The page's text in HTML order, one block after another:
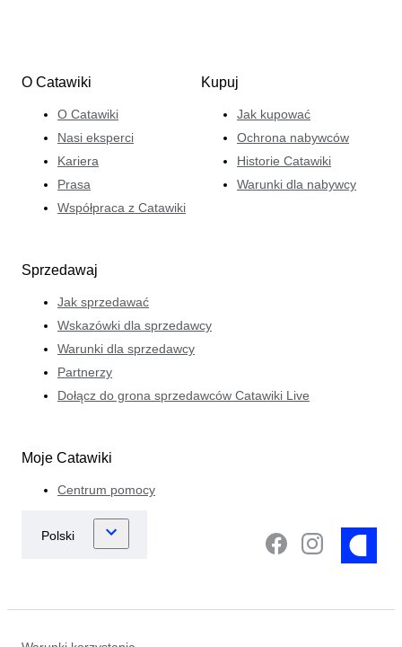
O Catawiki
O Catawiki
Nasi eksperci
Kariera
Prasa
Współpraca z Catawiki
Kupuj
Jak kupować
Ochrona nabywców
Historie Catawiki
Warunki dla nabywcy
Sprzedawaj
Jak sprzedawać
Wskazówki dla sprzedawcy
Warunki dla sprzedawcy
Partnerzy
Dołącz do grona sprzedawców Catawiki Live
Moje Catawiki
Centrum pomocy